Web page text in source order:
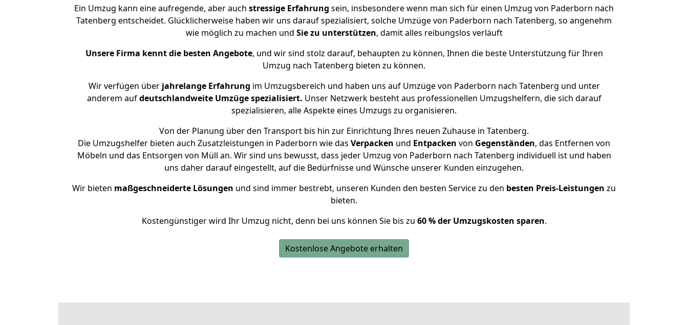
Ein Umzug kann eine aufregende, aber auch stressige Erfahrung sein, insbesondere wenn man sich für einen Umzug von Paderborn nach
Tatenberg entscheidet. Glücklicherweise haben wir uns darauf spezialisiert, solche Umzüge von Paderborn nach Tatenberg, so angenehm
wie möglich zu machen und Sie zu unterstützen, damit alles reibungslos verläuft
Unsere Firma kennt die besten Angebote, und wir sind stolz darauf, behaupten zu können, Ihnen die beste Unterstützung für Ihren
Umzug nach Tatenberg bieten zu können.
Wir verfügen überjahrelange Erfahrung im Umzugsbereich und haben uns auf Umzüge von Paderborn nach Tatenberg und unter
anderem aufdeutschlandweite Umzüge spezialisiert. Unser Netzwerk besteht aus professionellen Umzugshelfern, die sich darauf
spezialisieren, alle Aspekte eines Umzugs zu organisieren.
Von der Planung über den Transport bis hin zur Einrichtung Ihres neuen Zuhause in Tatenberg.
Die Umzugshelfer bieten auch Zusatzleistungen in Paderborn wie das Verpacken und Entpacken von Gegenständen, das Entfernen von
Möbeln und das Entsorgen von Müll an. Wir sind uns bewusst, dass jeder Umzug von Paderborn nach Tatenberg individuell ist und haben
uns daher darauf eingestellt, auf die Bedürfnisse und Wünsche unserer Kunden einzugehen.
Wir bieten maßgeschneiderte Lösungen und sind immer bestrebt, unseren Kunden den besten Service zu den besten Preis-Leistungen zu
bieten.
Kostengünstiger wird Ihr Umzug nicht, denn bei uns können Sie bis zu 60 % der Umzugskosten sparen.
Kostenlose Angebote erhalten